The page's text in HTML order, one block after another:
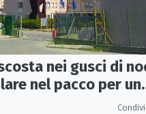
nei gusci di
nel pacco per un
sequestro nel